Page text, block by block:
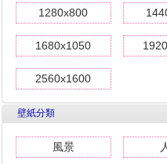
1280x800
1680x1050
2560x1600
壁紙分類
風景